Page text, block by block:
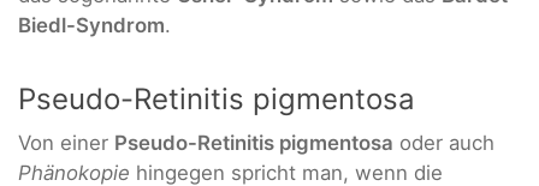
Biedl-Syndrom.
Pseudo-Retinitis pigmentosa
Von einer Pseudo-Retinitis pigmentosa oder auch
Phänokopie hingegen spricht man, wenn die